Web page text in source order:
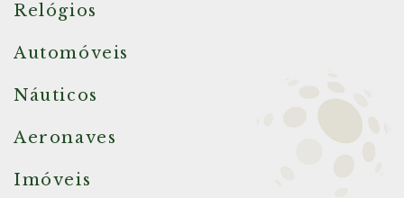
Relógios
Automóveis
Náuticos
Aeronaves
Imóveis